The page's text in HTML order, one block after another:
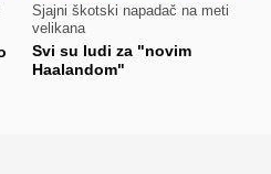
Sjajni škotski napadač na meti
velikana
Svi su ludi za "novim
Haalandom"